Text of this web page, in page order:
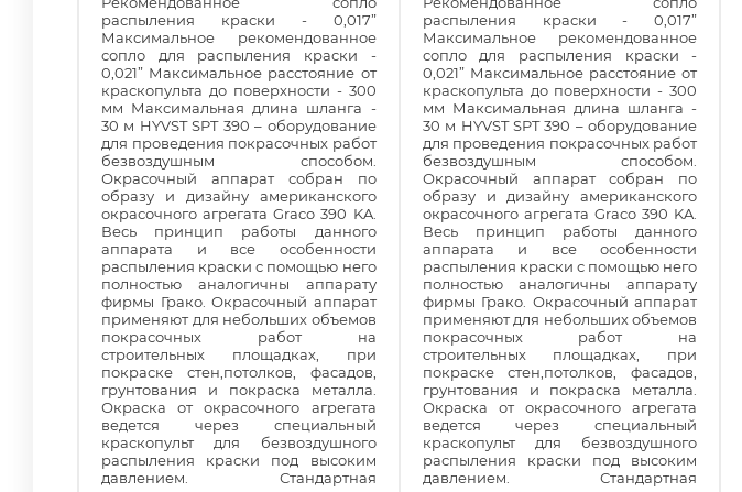
распыления краски - 0,017”
Максимальное рекомендованное
сопло для распыления краски -
0,021” Максимальное расстояние от
краскопульта до поверхности - 300
мм Максимальная длина шланга -
30 м HYVST SPT 390 – оборудование
для проведения покрасочных работ
безвоздушным способом.
Окрасочный аппарат собран по
образу и дизайну американского
окрасочного агрегата Graco 390 KA.
Весь принцип работы данного
аппарата и все особенности
распыления краски с помощью него
полностью аналогичны аппарату
фирмы Грако. Окрасочный аппарат
применяют для небольших объемов
покрасочных работ на
строительных площадках, при
покраске стен,потолков, фасадов,
грунтования и покраска металла.
Окраска от окрасочного агрегата
ведется через специальный
краскопульт для безвоздушного
распыления краски под высоким
давлением. Стандартная
распыления краски - 0,017”
Максимальное рекомендованное
сопло для распыления краски -
0,021” Максимальное расстояние от
краскопульта до поверхности - 300
мм Максимальная длина шланга -
30 м HYVST SPT 390 – оборудование
для проведения покрасочных работ
безвоздушным способом.
Окрасочный аппарат собран по
образу и дизайну американского
окрасочного агрегата Graco 390 KA.
Весь принцип работы данного
аппарата и все особенности
распыления краски с помощью него
полностью аналогичны аппарату
фирмы Грако. Окрасочный аппарат
применяют для небольших объемов
покрасочных работ на
строительных площадках, при
покраске стен,потолков, фасадов,
грунтования и покраска металла.
Окраска от окрасочного агрегата
ведется через специальный
краскопульт для безвоздушного
распыления краски под высоким
давлением. Стандартная